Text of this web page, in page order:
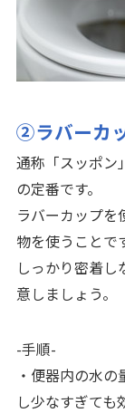
②ラバーカ
通称「スッポン
の定番です。
ラバーカップを
物を使うことで
しっかり密着し
意しましょう。
-手順-
・便器内の水
し少なすぎても